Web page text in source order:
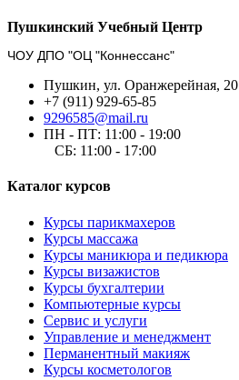
Пушкинский Учебный Центр
ЧОУ ДПО "ОЦ "Коннессанс"
Пушкин, ул. Оранжерейная, 20
+7 (911) 929-65-85
9296585@mail.ru
ПН - ПТ: 11:00 - 19:00
СБ: 11:00 - 17:00
Каталог курсов
Курсы парикмахеров
Курсы массажа
Курсы маникюра и педикюра
Курсы визажистов
Курсы бухгалтерии
Компьютерные курсы
Сервис и услуги
Управление и менеджмент
Перманентный макияж
Курсы косметологов